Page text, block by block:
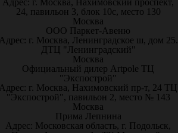
Адрес: г. Москва, Нахимовский проспект,
24, павильон 3, блок 10с, место 130
Москва
ООО Паркет-Авeню
г. Москва, Ленинградское ш, дом 25.
ДТЦ "Ленинградский"
Москва
Официальный дилер Artpole ТЦ
"Экспострой"
г. Москва, Нахимовский пр-т, 24 ТЦ
"Экспострой", павильон 2, место № 143
Москва
Прима Лепнина
Адрес: Московская область, г. Подольск,